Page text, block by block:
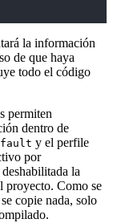
la información
de que haya
todo el código
permiten
dentro de
y el perfile
por
la
proyecto. Como se
copie nada, solo